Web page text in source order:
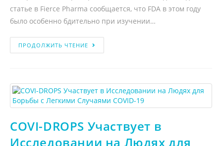
статье в Fierce Pharma сообщается, что FDA в этом году
было особенно бдительно при изучении…
ПРОДОЛЖИТЬ ЧТЕНИЕ
COVI-DROPS Участвует в
Исследовании на Людях для